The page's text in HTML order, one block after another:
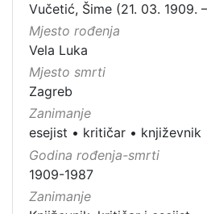
Vučetić, Šime (21. 03. 1909.
Mjesto rođenja
Vela Luka
Mjesto smrti
Zagreb
Zanimanje
esejist • kritičar • književnik
Godina rođenja-smrti
1909-1987
Zanimanje